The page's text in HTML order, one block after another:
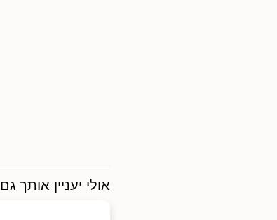
אולי יעניין אותך גם